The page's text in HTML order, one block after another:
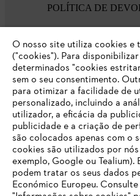
POLÍTICA DE
Opções de
Empresa
O nosso site utiliza cookies e
("cookies"). Para
determinados "cookies
sem o seu consentimento.
para otimizar a facilidade de
personalizado, incluindo a
utilizador, a eficácia da
publicidade e a criação de
são colocados apenas com o
cookies são utilizados por
exemplo, Google ou
podem tratar os seus dados
Económico Europeu.